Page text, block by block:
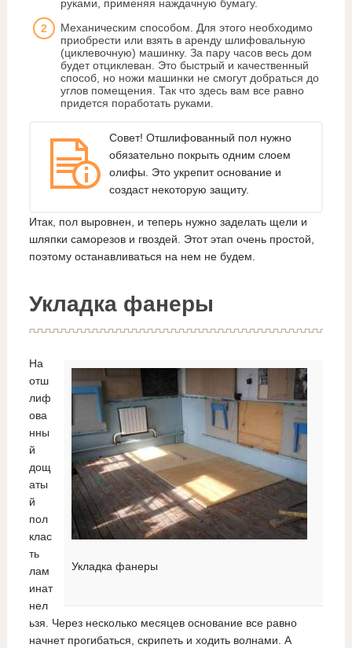
руками, применяя наждачную бумагу.
Механическим способом. Для этого необходимо
приобрести или взять в аренду шлифовальную
(циклевочную) машинку. За пару часов весь дом
будет отциклеван. Это быстрый и качественный
способ, но ножи машинки не смогут добраться до
углов помещения. Так что здесь вам все равно
придется поработать руками.
Совет! Отшлифованный пол нужно
обязательно покрыть одним слоем
олифы. Это укрепит основание и
создаст некоторую защиту.
Итак, пол выровнен, и теперь нужно заделать щели и
шляпки саморезов и гвоздей. Этот этап очень простой,
поэтому останавливаться на нем не будем.
Укладка фанеры
Укладка фанеры
На
отш
лиф
ова
нны
й
дощ
аты
й
пол
клас
ть
лам
инат
нел
ьзя. Через несколько месяцев основание все равно
начнет прогибаться, скрипеть и ходить волнами. А